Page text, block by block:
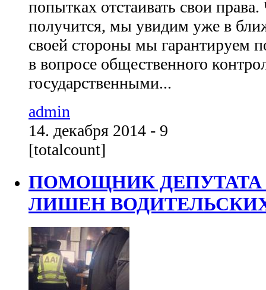
попытках отстаивать свои права.
получится, мы увидим уже в
своей стороны мы гарантируем
в вопросе общественного
государственными...
admin
14. декабря 2014 - 9
[totalcount]
ПОМОЩНИК ДЕПУТАТА
ЛИШЕН